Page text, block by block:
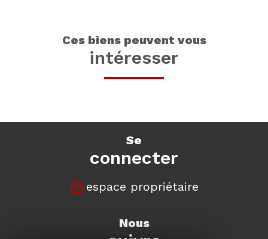
ces biens peuvent vous
intéresser
se
connecter
espace propriétaire
nous